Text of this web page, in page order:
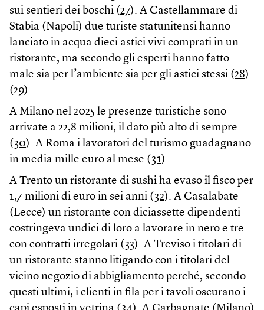
sui sentieri dei boschi (27). A Castellammare di
Stabia (Napoli) due turiste statunitensi hanno
lanciato in acqua dieci astici vivi comprati in un
ristorante, ma secondo gli esperti hanno fatto
male sia per l’ambiente sia per gli astici stessi (28)
(29).
A Milano nel 2025 le presenze turistiche sono
arrivate a 22,8 milioni, il dato più alto di sempre
( 30). A Roma i lavoratori del turismo guadagnano
in media mille euro al mese ( 31).
A Trento un ristorante di sushi ha evaso il fisco per
1,7 milioni di euro in sei anni ( 32). A Casalabate
(Lecce) un ristorante con diciassette dipendenti
costringeva undici di loro a lavorare in nero e tre
con contratti irregolari ( 33). A Treviso i titolari di
un ristorante stanno litigando con i titolari del
vicino negozio di abbigliamento perché, secondo
questi ultimi, i clienti in fila per i tavoli oscurano i